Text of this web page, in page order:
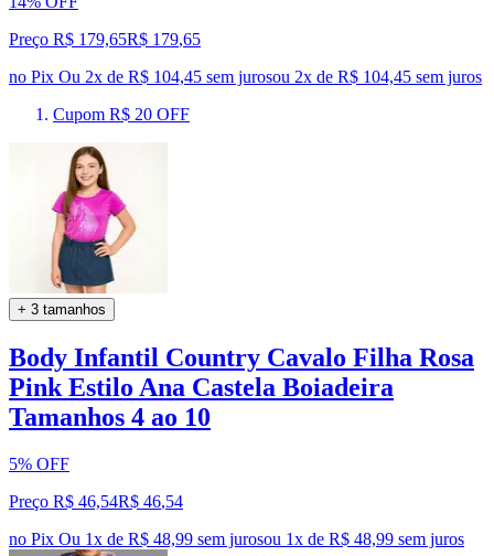
Preço R$ 179,65R$ 179,65
no Pix Ou 2x de R$ 104,45 sem jurosou 2x de R$ 104,45 sem juros
Cupom R$ 20 OFF
+ 3 tamanhos
Body Infantil Country Cavalo Filha Rosa
Pink Estilo Ana Castela Boiadeira
Tamanhos 4 ao 10
5% OFF
Preço R$ 46,54R$ 46,54
no Pix Ou 1x de R$ 48,99 sem jurosou 1x de R$ 48,99 sem juros